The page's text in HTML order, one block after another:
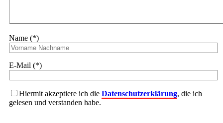
Name (*)
E-Mail (*)
Hiermit akzeptiere ich die Datenschutzerklärung, die ich
gelesen und verstanden habe.